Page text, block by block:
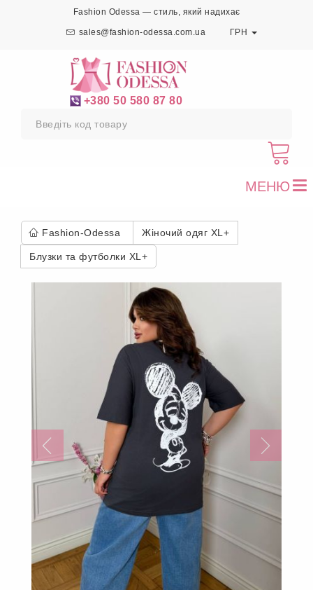
Fashion Odessa — стиль, який надихає
sales@fashion-odessa.com.ua ГРН
+380 50 580 87 80
МЕНЮ
Fashion-Odessa Жіночий одяг XL+
Блузки та футболки XL+